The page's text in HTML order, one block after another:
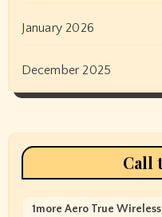
January 2026
December 2025
Call
1more Aero True